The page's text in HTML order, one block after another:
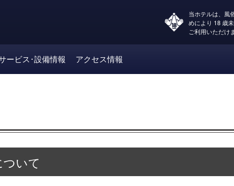
当ホテルは、風
めにより 18 歳
ご利用いただけ
ービス･設備情報 アクセス情報
いて